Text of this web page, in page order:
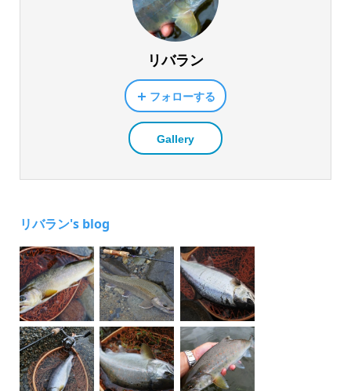
リバラン
フォローする
Gallery
リバラン's blog